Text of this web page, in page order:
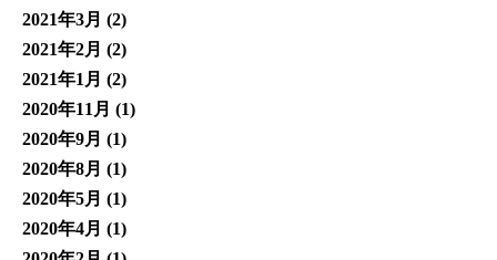
2021年3月 (2)
2021年2月 (2)
2021年1月 (2)
2020年11月 (1)
2020年9月 (1)
2020年8月 (1)
2020年5月 (1)
2020年4月 (1)